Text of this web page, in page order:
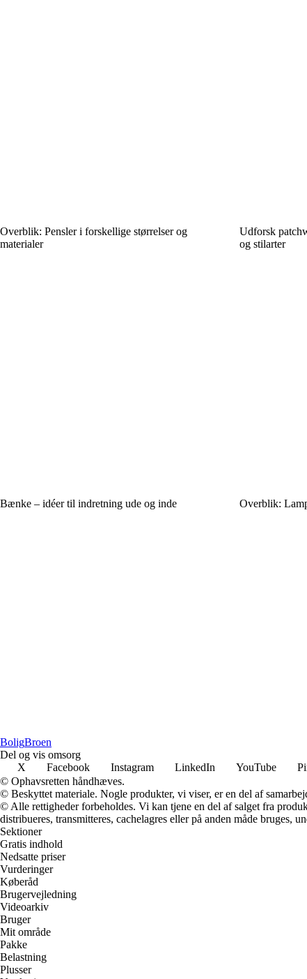
Overblik: Pensler i forskellige størrelser og
materialer
Udforsk
og stilarter
Bænke – idéer til indretning ude og inde Overblik:
BoligBroen
Del og vis omsorg
X
Facebook Instagram LinkedIn YouTube
© Ophavsretten håndhæves.
© Beskyttet materiale. Nogle produkter, vi viser, er en del af
© Alle rettigheder forbeholdes. Vi kan tjene en del af salget fra
distribueres, transmitteres, cachelagres eller på anden måde bruges,
Sektioner
Gratis indhold
Nedsatte priser
Vurderinger
Køberåd
Brugervejledning
Videoarkiv
Bruger
Mit område
Pakke
Belastning
Plusser